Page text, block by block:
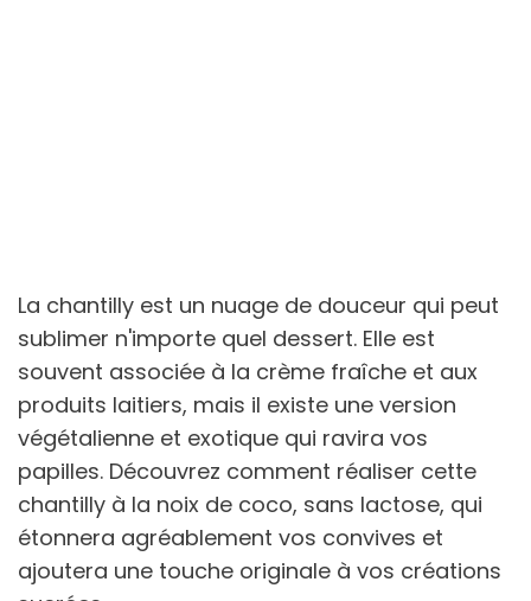
La chantilly est un nuage de douceur qui peut
sublimer n'importe quel dessert. Elle est
souvent associée à la crème fraîche et aux
produits laitiers, mais il existe une version
végétalienne et exotique qui ravira vos
papilles. Découvrez comment réaliser cette
chantilly à la noix de coco, sans lactose, qui
étonnera agréablement vos convives et
ajoutera une touche originale à vos créations